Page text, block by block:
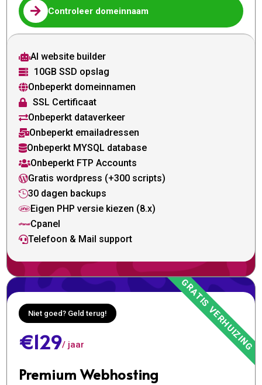
 Controleer domeinnaam
AI website builder
 10GB SSD opslag
Onbeperkt domeinnamen
 SSL Certificaat
Onbeperkt dataverkeer
Onbeperkt emailadressen
Onbeperkt MYSQL database
Onbeperkt FTP Accounts
Gratis wordpress (+300 scripts)
30 dagen backups
Eigen PHP versie kiezen (8.x)
Cpanel
Telefoon & Mail support
Niet goed? Geld terug!
€129/ jaar
Premium Webhosting